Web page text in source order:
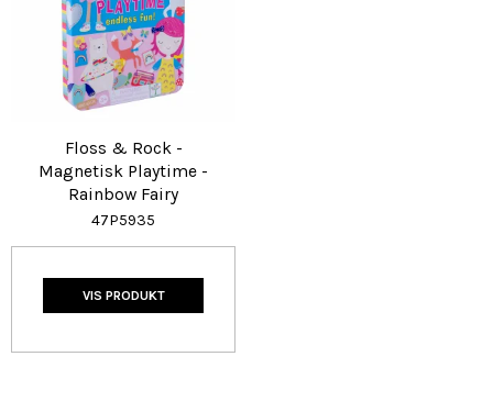
Floss & Rock -
Magnetisk Playtime -
Rainbow Fairy
47P5935
VIS PRODUKT